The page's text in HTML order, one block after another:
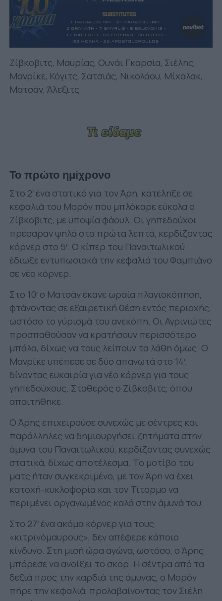
Ζίβκοβιτς, Μαυρίας, Ουνάι Γκαρσία, Σιέλης,
Μανρίκε, Κόγιτς, Σατσιάς, Νικολάου, Μίχαλακ,
Ματσάν, Άλεξιτς
Το πρώτο ημίχρονο
Στο 2′ ένα στατικό για τον Άρη, κατέληξε σε
κεφαλιά του Μορόν που μπλόκαρε εύκολα ο
Ζίβκοβιτς, με υποψία φάουλ. Οι γηπεδούχοι
πρέσαραν ψηλά στα πρώτα λεπτά, κερδίζοντας
κόρνερ στο 5′. Ο κίπερ του Παναιτωλικού
έδιωξε εντυπωσιακά την κεφαλιά του Φαμπιάνο
σε νέο κόρνερ.
Στο 10′ ο Ματσάν έκανε ωραία πλαγιοκόπηση,
φτάνοντας σε εξαιρετική θέση εντός περιοχής,
ωστόσο το γύρισμά του ανεκόπη. Οι Αγρινιώτες
προσπαθούσαν να κρατήσουν περισσότερο
μπάλα, δίχως να τους λείπουν τα λάθη όμως. Ο
Μανρίκε υπέπεσε σε δύο απανωτά στο 14′,
δίνοντας ευκαιρία για νέο κόρνερ για τους
γηπεδούχους. Σταθερός ο Ζίβκοβιτς, όπου
απαιτήθηκε.
Ο Άρης επιχειρούσε συνεχώς με σέντρες και
παράλληλες να δημιουργήσει ζητήματα στην
άμυνα του Παναιτωλικού, κερδίζοντας συνεχώς
στατικά, δίχως αποτέλεσμα. Το μοτίβο του
ματς ήταν συγκεκριμένο, με τον Άρη να έχει
κατοχή-κυκλοφορία και τον Τίτορμο να
περιμένει οργανωμένος καλά στην άμυνά του.
Στο 27′ ένα ακόμα κόρνερ για τους
«κιτρινόμαυρους», δεν απέφερε κάποιο
κίνδυνο. Στη μισή ώρα αγώνα, ωστόσο, ο Άρης
μπόρεσε να ανοίξει το σκορ. Η σέντρα από τα
δεξιά προς την καρδιά της άμυνας, ο Μορόν
πήρε την κεφαλιά, προλαβαίνοντας τον Σιέλη